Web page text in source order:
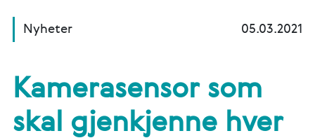
Nyheter 05.03.2021
​Kamerasensor som
skal gjenkjenne hver